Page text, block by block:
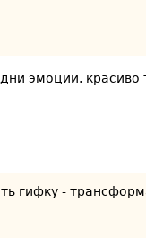
эмоции. красиво
гифку -